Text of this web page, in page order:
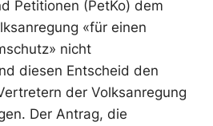
Petitionen (PetKo) dem
«für einen
nicht
diesen Entscheid den
der Volksanregung
Der Antrag, die